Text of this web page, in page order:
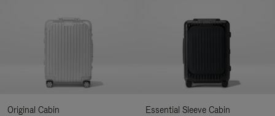
Original Cabin
Essential Sleeve Cabin